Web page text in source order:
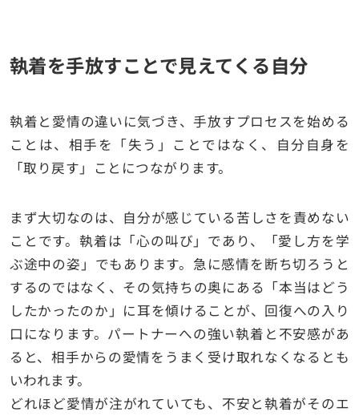
執着を手放すことで見えてくる自分
執着と愛情の違いに気づき、手放すプロセスを始める
ことは、相手を「失う」ことではなく、自分自身を
「取り戻す」ことにつながります。
まず大切なのは、自分が感じている苦しさを責めない
ことです。執着は「心の叫び」であり、「愛し方を学
ぶ途中の姿」でもあります。急に感情を断ち切ろうと
するのではなく、その気持ちの奥にある「本当はどう
したかったのか」に耳を傾けることが、回復への入り
口になります。パートナーへの強い執着と不安感があ
ると、相手からの愛情をうまく受け取れなくなるとも
いわれます。
どれほど愛情が注がれていても、不安と執着がそのエ